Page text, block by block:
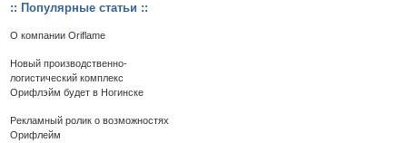
:: Популярные статьи ::
О компании Oriflame
Новый производственно-
логистический комплекс
Орифлэйм будет в Ногинске
Рекламный ролик о возможностях
Орифлейм